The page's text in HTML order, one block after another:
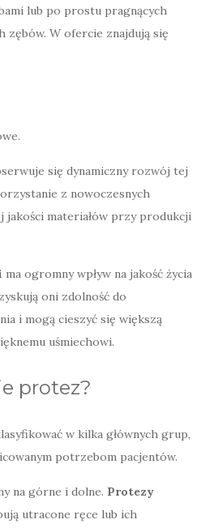
lub po prostu pragnących
zębów. W ofercie znajdują się
się dynamiczny rozwój tej
z nowoczesnych
materiałów przy produkcji
ma ogromny wpływ na jakość życia
oni zdolność do
i mogą cieszyć się większą
uśmiechowi.
protez?
w kilka głównych grup,
potrzebom pacjentów.
na górne i dolne. Protezy
utracone ręce lub ich